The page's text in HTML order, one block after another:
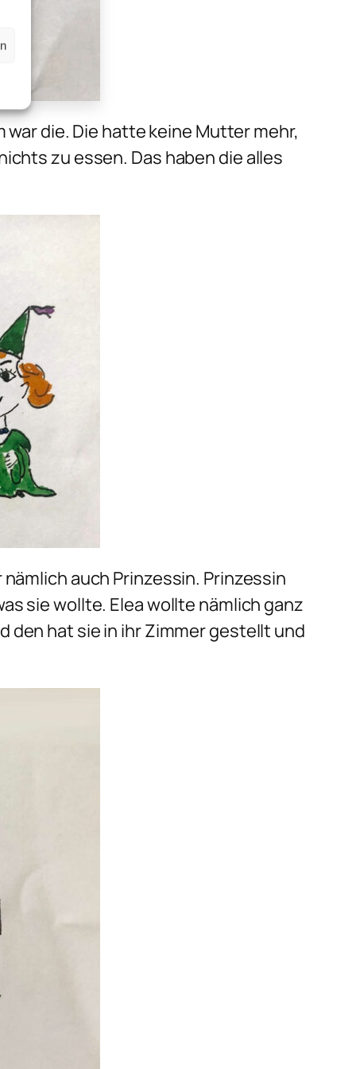
war die. Die hatte keine Mutter mehr,
zu essen. Das haben die alles
auch Prinzessin. Prinzessin
sie wollte. Elea wollte nämlich ganz
den hat sie in ihr Zimmer gestellt und